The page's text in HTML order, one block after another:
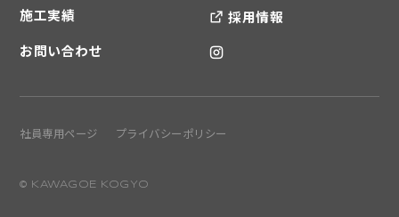
施工実績
採用情報
お問い合わせ
© KAWAGOE KOGYO
社員専用ページ プライバシーポリシー